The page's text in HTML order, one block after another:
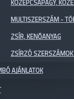
KÖZÉPCSAPÁGY,
MULTISZERSZÁM -
ZSÍR, KENŐANYAG
ZSÍRZÓ
AJÁNLATOK